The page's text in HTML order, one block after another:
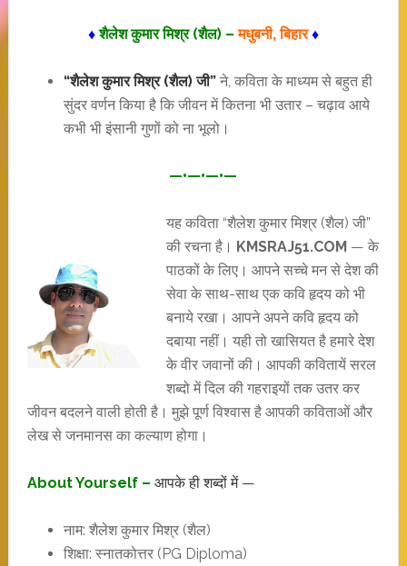
♦शैलेश कुमार मिश्र (शैल) –मधुबनी, बिहार ♦
“शैलेश कुमार मिश्र (शैल) जी”ने, कविता के माध्यम से बहुत ही
सुंदर वर्णन किया है कि जीवन में कितना भी उतार – चढ़ाव आये
कभी भी इंसानी गुणों को ना भूलो।
—•—•—•—
यह कविता “शैलेश कुमार मिश्र (शैल) जी”
की रचना है। KMSRAJ51.COM — के
पाठकों के लिए। आपने सच्चे मन से देश की
सेवा के साथ-साथ एक कवि हृदय को भी
बनाये रखा। आपने अपने कवि हृदय को
दबाया नहीं। यही तो खासियत है हमारे देश
के वीर जवानों की। आपकी कवितायें सरल
शब्दो में दिल की गहराइयों तक उतर कर
जीवन बदलने वाली होती है। मुझे पूर्ण विश्वास है आपकी कविताओं और
लेख से जनमानस का कल्याण होगा।
About Yourself – आपके ही शब्दों में —
नाम: शैलेश कुमार मिश्र (शैल)
शिक्षा: स्नातकोत्तर (PG Diploma)